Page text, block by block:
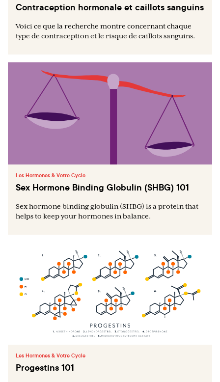
Contraception hormonale et caillots sanguins
Voici ce que la recherche montre concernant chaque
type de contraception et le risque de caillots sanguins.
Les Hormones & Votre Cycle
Sex Hormone Binding Globulin (SHBG) 101
Sex hormone binding globulin (SHBG) is a protein that
helps to keep your hormones in balance.
Les Hormones & Votre Cycle
Progestins 101